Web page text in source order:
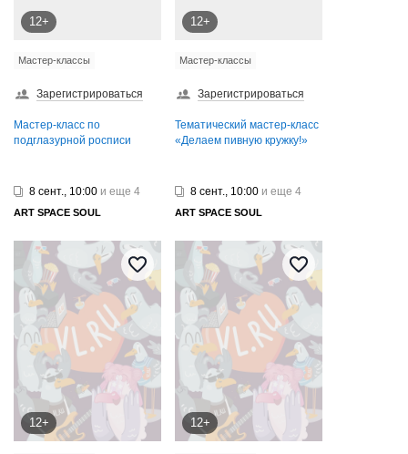
12+
Мастер-классы
Зарегистрироваться
Мастер-класс по
подглазурной росписи
12+
Мастер-классы
Зарегистрироваться
Тематический мастер-класс
«Делаем пивную кружку!»
8 сент., 10:00 и еще 4
ART SPAСE SOUL
12+
8 сент., 10:00 и еще 4
ART SPAСE SOUL
12+